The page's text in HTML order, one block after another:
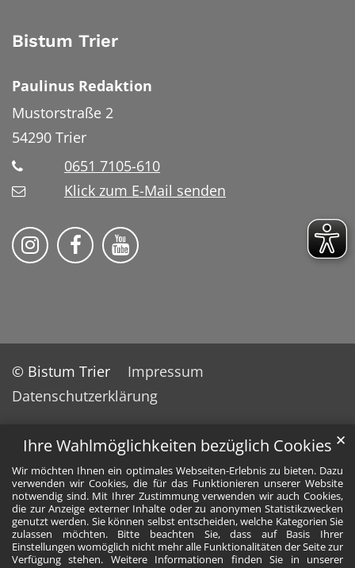
Ihre Wahlmöglichkeiten bezüglich Cookies
Wir möchten Ihnen ein optimales Webseiten-Erlebnis zu bieten. Dazu
verwenden wir Cookies, die für das Funktionieren unserer Website
notwendig sind. Mit Ihrer Zustimmung verwenden wir auch Cookies,
die zur Anzeige externer Inhalte oder zu anonymen Statistikzwecken
genutzt werden. Sie können selbst entscheiden, welche Kategorien Sie
zulassen möchten. Bitte beachten Sie, dass auf Basis Ihrer
Einstellungen womöglich nicht mehr alle Funktionalitäten der Seite zur
Verfügung stehen. Weitere Informationen finden Sie in unserer
✕
Bistum Trier
Paulinus Redaktion
Mustorstraße 2
54290 Trier
0651 7105-610
Klick zum E-Mail senden
Bistum Trier auf Instragram
Bistum Trier auf Facebook
Bistum Trier auf YouTube
© Bistum Trier
Impressum
Datenschutzerklärung